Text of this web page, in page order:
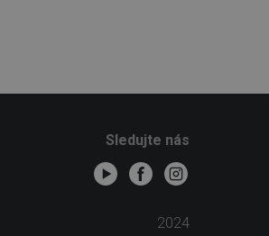
Sledujte nás
2024